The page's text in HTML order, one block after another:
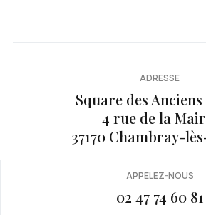
ADRESSE
Square des Anciens
4 rue de la
37170 Chambray-
APPELEZ-NOUS
02 47 74 60 81